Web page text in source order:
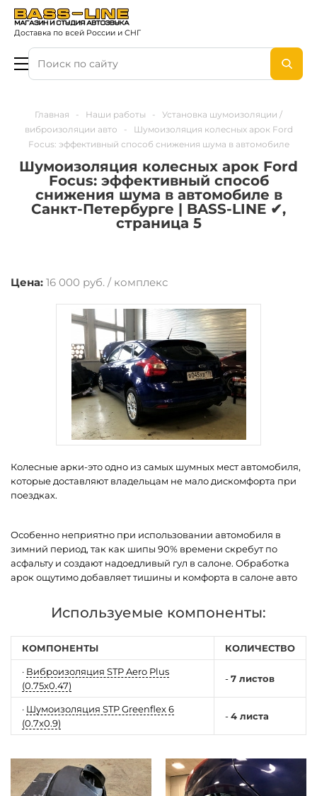
Доставка по всей России и СНГ
Главная - Наши работы -
Установка шумоизоляции /
виброизоляции авто
-
Шумоизоляция колесных арок Ford
Focus: эффективный способ снижения шума в автомобиле
Шумоизоляция колесных арок Ford
Focus: эффективный способ
снижения шума в автомобиле в
Санкт-Петербурге | BASS-LINE ✔,
страница 5
Цена: 16 000 руб. / комплекс
Колесные арки-это одно из самых шумных мест автомобиля,
которые доставляют владельцам не мало дискомфорта при
поездках.
Особенно неприятно при использовании автомобиля в
зимний период, так как шипы 90% времени скребут по
асфальту и создают надоедливый гул в салоне. Обработка
арок ощутимо добавляет тишины и комфорта в салоне авто
Используемые компоненты:
КОМПОНЕНТЫ КОЛИЧЕСТВО
· Виброизоляция STP Aero Plus
(0.75x0.47)
-7 листов
· Шумоизоляция STP Greenflex 6
(0.7x0.9)
-4 листа